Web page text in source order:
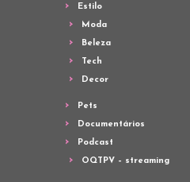
Estilo
Moda
Beleza
Tech
Decor
Pets
Documentários
Podcast
OQTPV – streaming